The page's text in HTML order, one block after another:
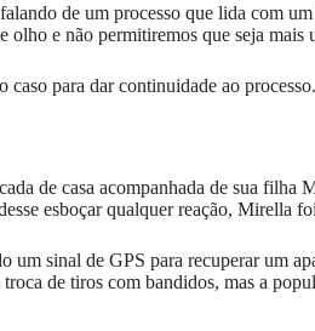
de um processo que lida com
olho e não permitiremos que seja
caso para dar continuidade ao processo.
de casa acompanhada de sua
esboçar qualquer reação, Mirella
sinal de GPS para recuperar um
de tiros com bandidos, mas a